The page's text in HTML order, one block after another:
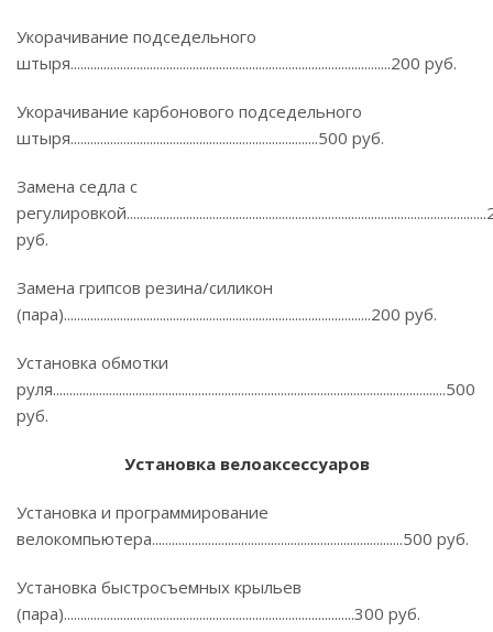
Укорачивание подседельного
штыря.................................................................................................200 руб.
Укорачивание карбонового подседельного
штыря...........................................................................500 руб.
Замена седла с
руб.
Замена грипсов резина/силикон
(пара).............................................................................................200 руб.
Установка обмотки
руля.......................................................................................................................500
руб.
Установка велоаксессуаров
Установка и программирование
велокомпьютера............................................................................500 руб.
Установка быстросъемных крыльев
(пара)........................................................................................300 руб.